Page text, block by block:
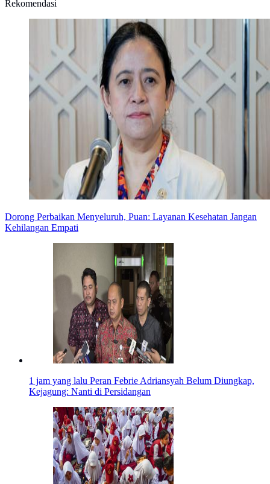
Rekomendasi
Dorong Perbaikan Menyeluruh, Puan: Layanan Kesehatan Jangan
Kehilangan Empati
1 jam yang lalu Peran Febrie Adriansyah Belum Diungkap,
Kejagung: Nanti di Persidangan